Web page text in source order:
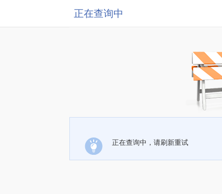
正在查询中
正在查询中，请刷新重试